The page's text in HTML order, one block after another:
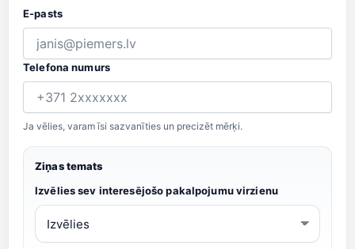
E-pasts
Telefona numurs
Ja vēlies, varam īsi sazvanīties un precizēt mērķi.
Ziņas temats
Izvēlies sev interesējošo pakalpojumu virzienu